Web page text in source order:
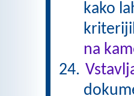
kako
na